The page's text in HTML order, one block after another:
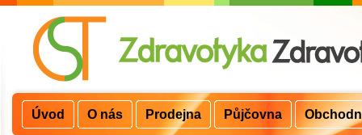
Úvod O nás Prodejna Půjčovna